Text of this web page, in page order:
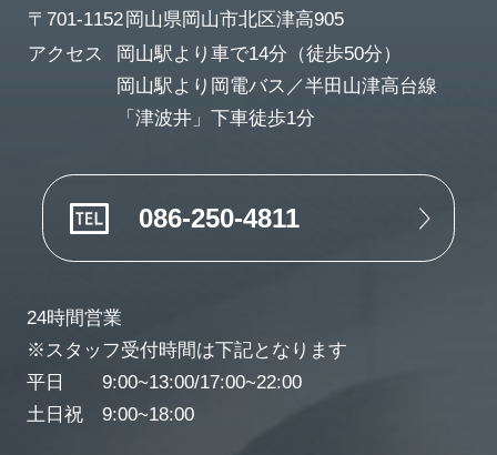
〒701-1152 岡山県岡山市北区津高905
アクセス
岡山駅より車で14分（徒歩50分）
岡山駅より岡電バス／半田山津高台線
「津波井」下車徒歩1分
086-250-4811
24時間営業
※スタッフ受付時間は下記となります
平日 9:00~13:00/17:00~22:00
土日祝 9:00~18:00